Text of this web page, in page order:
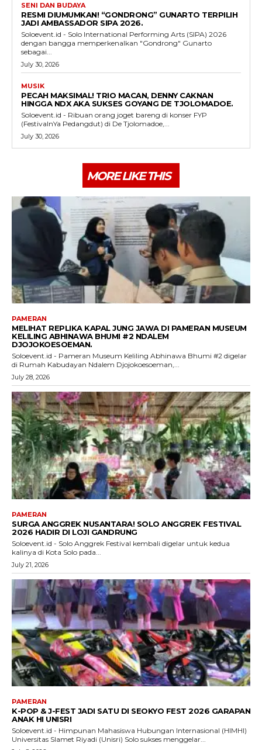
SENI DAN BUDAYA
RESMI DIUMUMKAN! “GONDRONG” GUNARTO TERPILIH
JADI AMBASSADOR SIPA 2026.
Soloevent.id - Solo International Performing Arts (SIPA) 2026
dengan bangga memperkenalkan "Gondrong" Gunarto
sebagai...
July 30, 2026
MUSIK
PECAH MAKSIMAL! TRIO MACAN, DENNY CAKNAN
HINGGA NDX AKA SUKSES GOYANG DE TJOLOMADOE.
Soloevent.id - Ribuan orang joget bareng di konser FYP
(FestivalnYa Pedangdut) di De Tjolomadoe,...
July 30, 2026
MORE LIKE THIS
PAMERAN
MELIHAT REPLIKA KAPAL JUNG JAWA DI PAMERAN MUSEUM
KELILING ABHINAWA BHUMI #2 NDALEM
DJOJOKOESOEMAN.
Soloevent.id - Pameran Museum Keliling Abhinawa Bhumi #2 digelar
di Rumah Kabudayan Ndalem Djojokoesoeman,...
July 28, 2026
PAMERAN
SURGA ANGGREK NUSANTARA! SOLO ANGGREK FESTIVAL
2026 HADIR DI LOJI GANDRUNG
Soloevent.id - Solo Anggrek Festival kembali digelar untuk kedua
kalinya di Kota Solo pada...
July 21, 2026
PAMERAN
K-POP & J-FEST JADI SATU DI SEOKYO FEST 2026 GARAPAN
ANAK HI UNISRI
Soloevent.id - Himpunan Mahasiswa Hubungan Internasional (HIMHI)
Universitas Slamet Riyadi (Unisri) Solo sukses menggelar...